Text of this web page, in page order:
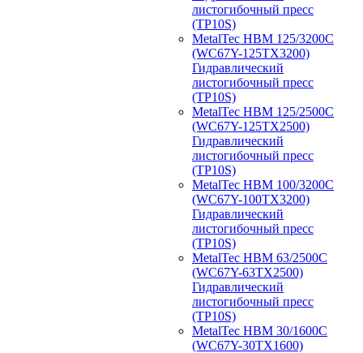
листогибочный пресс
(TP10S)
MetalTec HBM 125/3200C
(WC67Y-125TX3200)
Гидравлический
листогибочный пресс
(TP10S)
MetalTec HBM 125/2500C
(WC67Y-125TX2500)
Гидравлический
листогибочный пресс
(TP10S)
MetalTec HBM 100/3200C
(WC67Y-100TX3200)
Гидравлический
листогибочный пресс
(TP10S)
MetalTec HBM 63/2500C
(WC67Y-63TX2500)
Гидравлический
листогибочный пресс
(TP10S)
MetalTec HBM 30/1600C
(WC67Y-30TX1600)